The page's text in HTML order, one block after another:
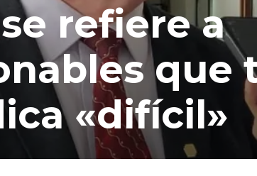
refiere a
que
«difícil»